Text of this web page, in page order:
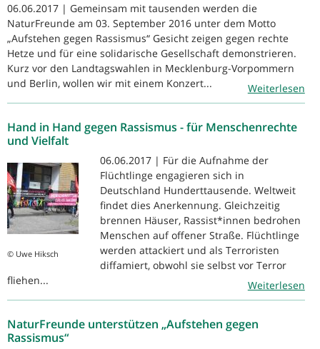
06.06.2017 | Gemeinsam mit tausenden werden die
NaturFreunde am 03. September 2016 unter dem Motto
„Aufstehen gegen Rassismus“ Gesicht zeigen gegen rechte
Hetze und für eine solidarische Gesellschaft demonstrieren.
Kurz vor den Landtagswahlen in Mecklenburg-Vorpommern
und Berlin, wollen wir mit einem Konzert...
Weiterlesen
Hand in Hand gegen Rassismus - für Menschenrechte
und Vielfalt
© Uwe Hiksch
06.06.2017 | Für die Aufnahme der
Flüchtlinge engagieren sich in
Deutschland Hunderttausende. Weltweit
findet dies Anerkennung. Gleichzeitig
brennen Häuser, Rassist*innen bedrohen
Menschen auf offener Straße. Flüchtlinge
werden attackiert und als Terroristen
diffamiert, obwohl sie selbst vor Terror
fliehen...
Weiterlesen
NaturFreunde unterstützen „Aufstehen gegen
Rassismus“